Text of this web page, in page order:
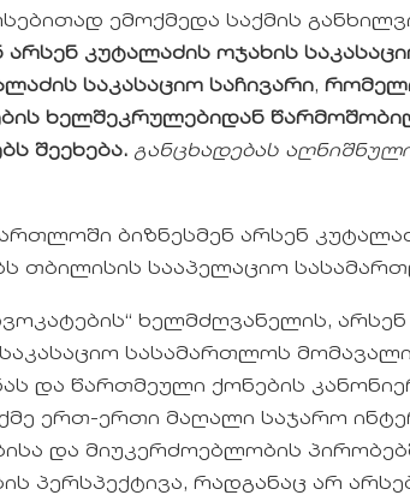
ემოქმედა საქმის
არსენ კუტალაძის ოჯახის
საკასაციო საჩივარი,
ხელშეკრულებიდან
შეეხება. განცხადებას
ბიზნესმენ არსენ
თბილისის სააპელაციო
ხელმძღვანელის,
სასამართლოს
და წართმეული ქონების
ერთ-ერთი მაღალი საჯარო
და მიუკერძოებლობის
პერსპექტივა, რადგანაც არ